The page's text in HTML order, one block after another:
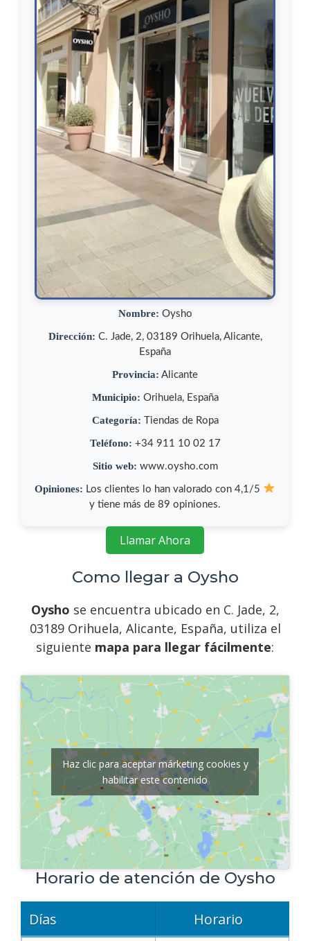
Nombre: Oysho
Dirección: C. Jade, 2, 03189 Orihuela, Alicante,
España
Provincia: Alicante
Municipio: Orihuela, España
Categoría: Tiendas de Ropa
Teléfono: +34 911 10 02 17
Sitio web: www.oysho.com
Opiniones: Los clientes lo han valorado con 4,1/5
y tiene más de 89 opiniones.
Llamar Ahora
Como llegar a Oysho
Oysho se encuentra ubicado en C. Jade, 2,
03189 Orihuela, Alicante, España, utiliza el
siguiente mapa para llegar fácilmente:
Haz clic para aceptar márketing cookies y
habilitar este contenido
Horario de atención de Oysho
Días Horario